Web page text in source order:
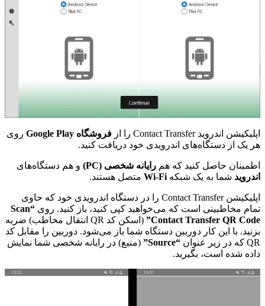
اپلیکیشن اندروید Contact Transfer را از فروشگاه Google Play
روی
هر یک از دستگاه‌های اندرویدی خود دریافت کنید.
اطمینان حاصل کنید که هم رایانه شخصی (PC)
و هم دستگاه‌های
اندروید شما به یک شبکه Wi-Fi متصل هستند.
اپلیکیشن Contact Transfer را در دستگاه اندرویدی خود که حاوی
تمام مخاطبینی است که می‌خواهید کپی کنید، باز کنید. روی
“Scan
Contact Transfer QR Code”
(اسکن کد QR انتقال مخاطب) ضربه
بزنید. با این کار دوربین دستگاه شما باز می‌شود. دوربین را مقابل کد
QR که در زیر عنوان
“Source”
(منبع) در رایانه شخصی شما نمایش
داده شده است، بگیرید.